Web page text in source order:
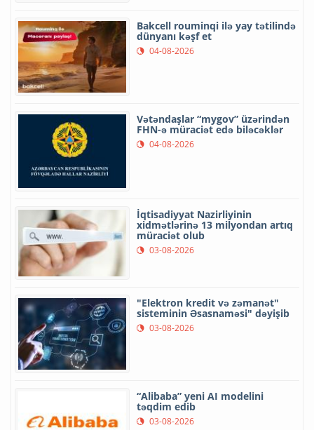
Bakcell rouminqi ilə yay tətilində
dünyanı kəşf et
04-08-2026
Vətəndaşlar “mygov” üzərindən
FHN-ə müraciət edə biləcəklər
04-08-2026
İqtisadiyyat Nazirliyinin
xidmətlərinə 13 milyondan artıq
müraciət olub
03-08-2026
"Elektron kredit və zəmanət"
sisteminin Əsasnaməsi" dəyişib
03-08-2026
“Alibaba” yeni AI modelini
təqdim edib
03-08-2026